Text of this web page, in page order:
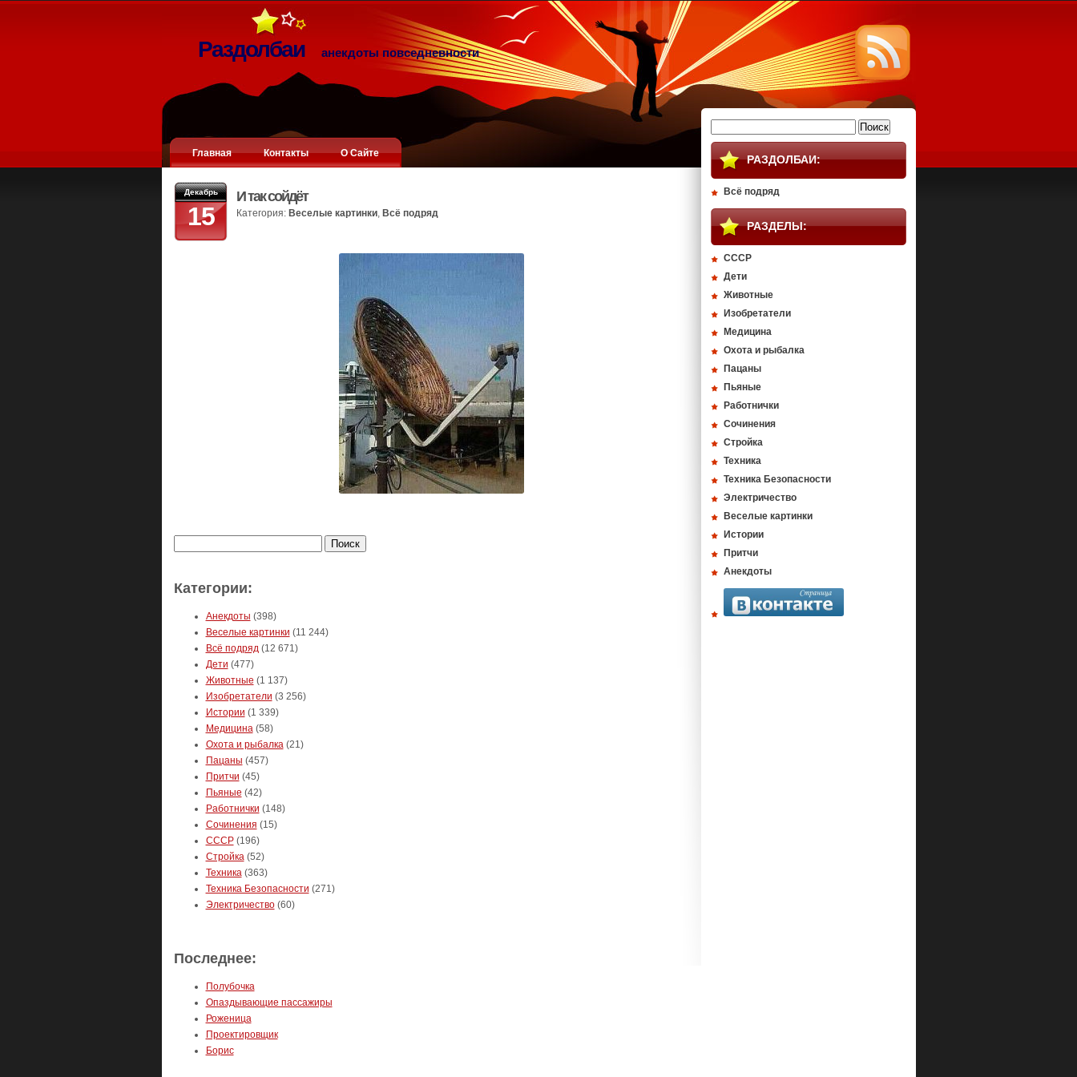
Раздолбаи анекдоты повседневности
Главная Контакты О Сайте
Декабрь
15
И так сойдёт
Категория: Веселые картинки, Всё подряд
Категории:
Анекдоты (398)
Веселые картинки (11 244)
Всё подряд(12 671)
Дети (477)
Животные (1 137)
Изобретатели (3 256)
Истории (1 339)
Медицина(58)
Охота и рыбалка(21)
Пацаны (457)
Притчи (45)
Пьяные (42)
Работнички (148)
Сочинения (15)
СССР(196)
Стройка(52)
Техника(363)
Техника Безопасности (271)
Электричество(60)
Последнее:
Полубочка
Опаздывающие пассажиры
Роженица
Проектировщик
Борис
РАЗДОЛБАИ:
Всё подряд
РАЗДЕЛЫ:
СССР
Дети
Животные
Изобретатели
Медицина
Охота и рыбалка
Пацаны
Пьяные
Работнички
Сочинения
Стройка
Техника
Техника Безопасности
Электричество
Веселые картинки
Истории
Притчи
Анекдоты